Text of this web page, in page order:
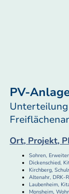
PV-
Unterteilung
Ort, Projekt,
Sohren,
Dickenschied,
Kirchberg,
Altenahr, DRK-
Laubenheim,
Monsheim,